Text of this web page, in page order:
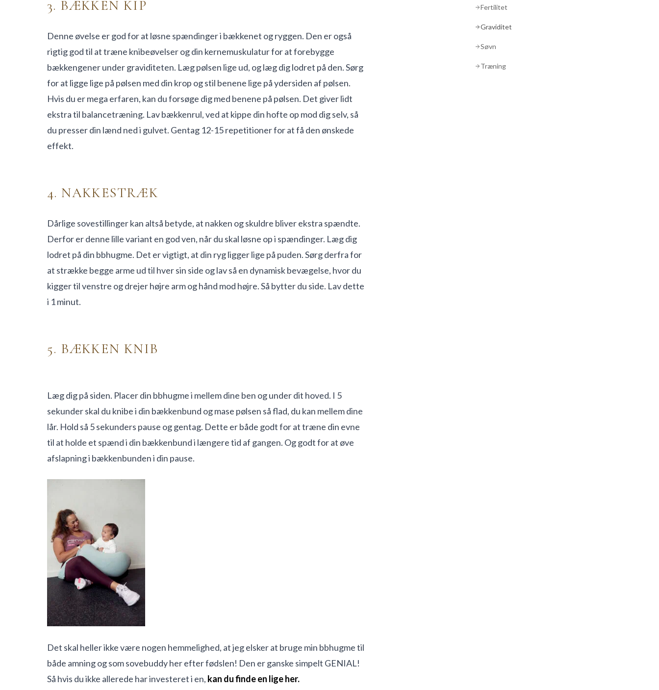
3. BÆKKEN KIP
Denne øvelse er god for at løsne spændinger i bækkenet og ryggen. Den er også
rigtig god til at træne knibeøvelser og din kernemuskulatur for at forebygge
bækkengener under graviditeten. Læg pølsen lige ud, og læg dig lodret på den. Sørg
for at ligge lige på pølsen med din krop og stil benene lige på ydersiden af pølsen.
Hvis du er mega erfaren, kan du forsøge dig med benene på pølsen. Det giver lidt
ekstra til balancetræning. Lav bækkenrul, ved at kippe din hofte op mod dig selv, så
du presser din lænd ned i gulvet. Gentag 12-15 repetitioner for at få den ønskede
effekt.
4. NAKKESTRÆK
Dårlige sovestillinger kan altså betyde, at nakken og skuldre bliver ekstra spændte.
Derfor er denne lille variant en god ven, når du skal løsne op i spændinger. Læg dig
lodret på din bbhugme. Det er vigtigt, at din ryg ligger lige på puden. Sørg derfra for
at strække begge arme ud til hver sin side og lav så en dynamisk bevægelse, hvor du
kigger til venstre og drejer højre arm og hånd mod højre. Så bytter du side. Lav dette
i 1 minut.
5. BÆKKEN KNIB
Læg dig på siden. Placer din bbhugme i mellem dine ben og under dit hoved. I 5
sekunder skal du knibe i din bækkenbund og mase pølsen så flad, du kan mellem dine
lår. Hold så 5 sekunders pause og gentag. Dette er både godt for at træne din evne
til at holde et spænd i din bækkenbund i længere tid af gangen. Og godt for at øve
afslapning i bækkenbunden i din pause.
Det skal heller ikke være nogen hemmelighed, at jeg elsker at bruge min bbhugme til
både amning og som sovebuddy her efter fødslen! Den er ganske simpelt GENIAL!
Så hvis du ikke allerede har investeret i en, kan du finde en lige her.
Fertilitet
Graviditet
Søvn
Træning